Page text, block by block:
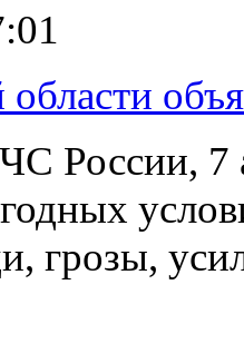
России, 7
грозы,